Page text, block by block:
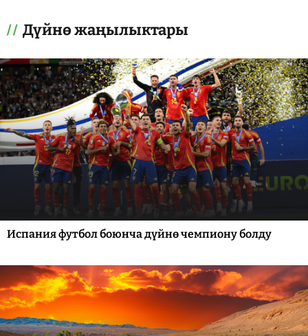
Дүйнө жаңылыктары
Испания футбол боюнча дүйнө чемпиону болду